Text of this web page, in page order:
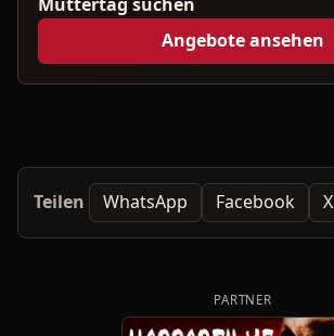
Angebote ansehen
Teilen WhatsApp Facebook X
PARTNER